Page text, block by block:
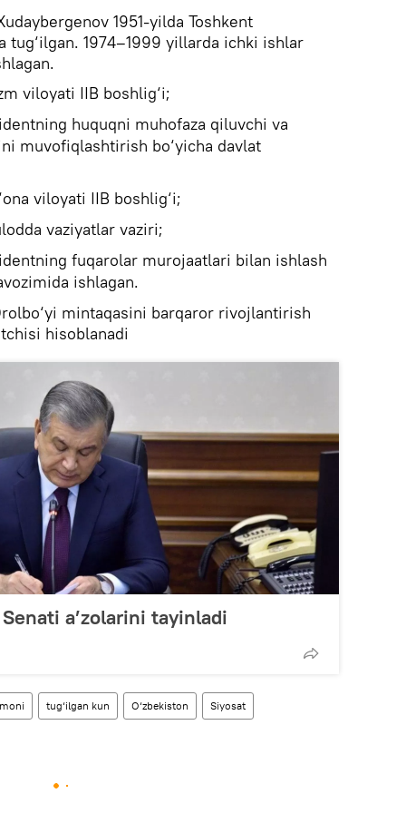
1951-yilda Toshkent
1974–1999 yillarda ichki ishlar
viloyati IIB boshlig‘i;
huquqni muhofaza qiluvchi va
muvofiqlashtirish bo‘yicha davlat
viloyati IIB boshlig‘i;
vaziyatlar vaziri;
fuqarolar murojaatlari bilan ishlash
ishlagan.
mintaqasini barqaror rivojlantirish
hisoblanadi
a’zolarini tayinladi
tug‘ilgan kun O‘zbekiston Siyosat